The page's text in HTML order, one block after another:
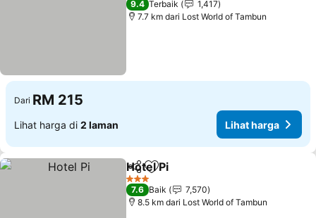
9.4 Terbaik
1,417
7.7 km dari Lost World of Tambun
Dari RM 215
Lihat harga di 2 laman Lihat harga
KongsiTambah ke favorit
Hotel Pi
3 Bintang
7.6 Baik
7,570
8.5 km dari Lost World of Tambun